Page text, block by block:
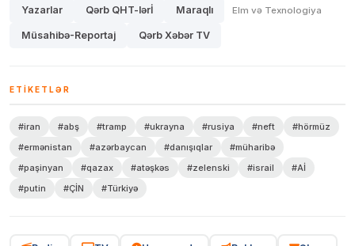
Yazarlar Qərb QHT-lərİ Maraqlı Elm və Texnologiya
Müsahibə-Reportaj Qərb Xəbər TV
ETIKETLƏR
#iran #abş #tramp #ukrayna #rusiya #neft
#hörmüz
#ermənistan
#azərbaycan #danışıqlar
#müharibə
#paşinyan
#qazax #atəşkəs #zelenski #israil
#Aİ
#putin
#ÇİN #Türkiyə